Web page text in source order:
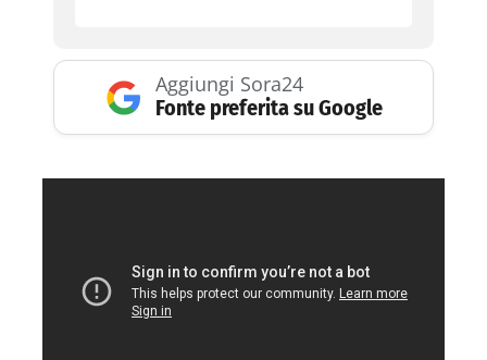
Aggiungi Sora24
Fonte preferita su Google